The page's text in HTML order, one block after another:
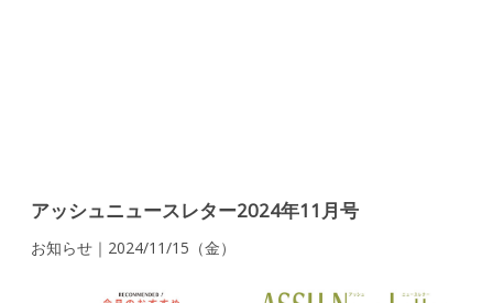
アッシュニュースレター2024年11月号
お知らせ｜2024/11/15（金）